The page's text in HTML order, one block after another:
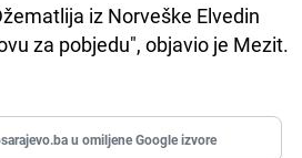
iz Norveške Elvedin
za pobjedu", objavio je Mezit.
u omiljene Google izvore